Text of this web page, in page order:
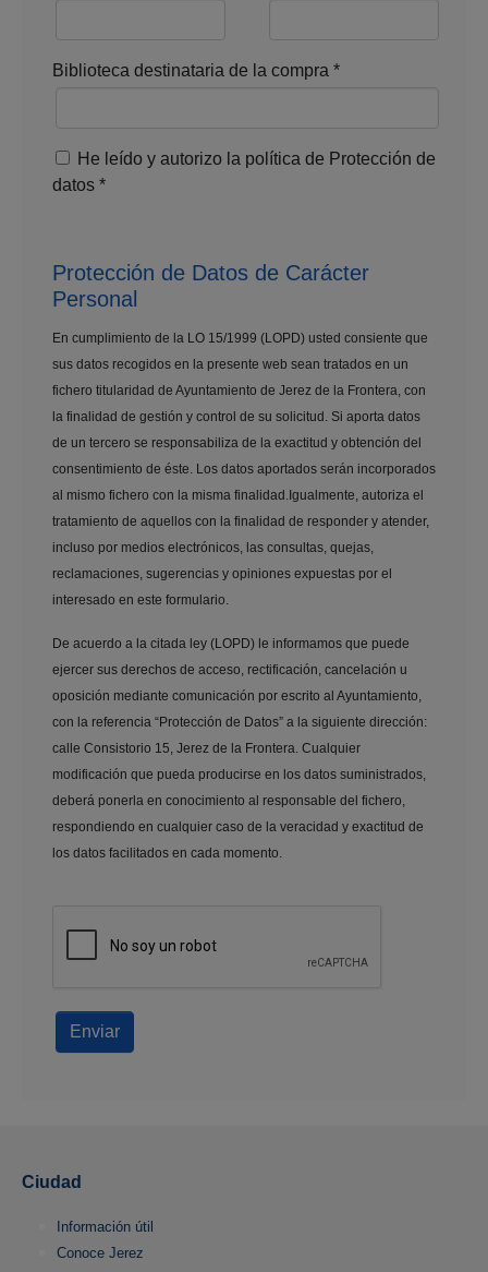
Biblioteca destinataria de la compra *
He leído y autorizo la política de Protección de
datos *
Protección de Datos de Carácter
Personal
En cumplimiento de la LO 15/1999 (LOPD) usted consiente que
sus datos recogidos en la presente web sean tratados en un
fichero titularidad de Ayuntamiento de Jerez de la Frontera, con
la finalidad de gestión y control de su solicitud. Si aporta datos
de un tercero se responsabiliza de la exactitud y obtención del
consentimiento de éste. Los datos aportados serán incorporados
al mismo fichero con la misma finalidad.Igualmente, autoriza el
tratamiento de aquellos con la finalidad de responder y atender,
incluso por medios electrónicos, las consultas, quejas,
reclamaciones, sugerencias y opiniones expuestas por el
interesado en este formulario.
De acuerdo a la citada ley (LOPD) le informamos que puede
ejercer sus derechos de acceso, rectificación, cancelación u
oposición mediante comunicación por escrito al Ayuntamiento,
con la referencia “Protección de Datos” a la siguiente dirección:
calle Consistorio 15, Jerez de la Frontera. Cualquier
modificación que pueda producirse en los datos suministrados,
deberá ponerla en conocimiento al responsable del fichero,
respondiendo en cualquier caso de la veracidad y exactitud de
los datos facilitados en cada momento.
Enviar
Ciudad
Información útil
Conoce Jerez